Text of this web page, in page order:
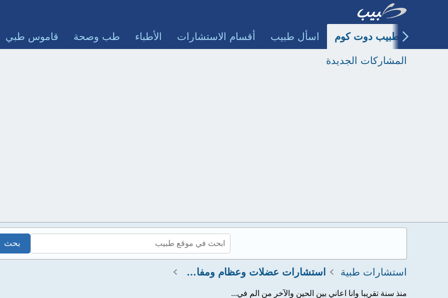
طبيب دوت كوم اسأل طبيب أقسام الاستشارات الأطباء طب وصحة قاموس طبي
المشاركات الجديدة
استشارات طبية استشارات عضلات وعظام ومفاصل
منذ سنة تقريبا وانا اعاني بين الحين والآخر من الم في...